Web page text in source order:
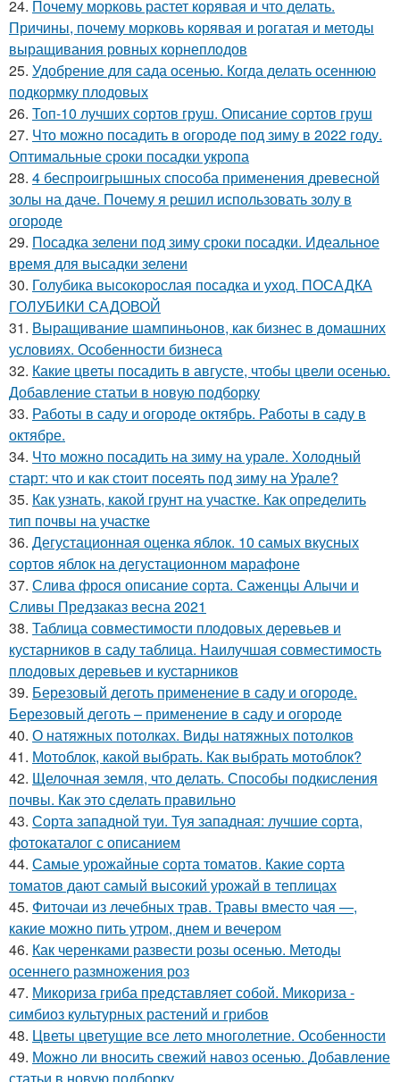
24. Почему морковь растет корявая и что делать.
Причины, почему морковь корявая и рогатая и методы
выращивания ровных корнеплодов
25. Удобрение для сада осенью. Когда делать осеннюю
подкормку плодовых
26. Топ-10 лучших сортов груш. Описание сортов груш
27. Что можно посадить в огороде под зиму в 2022 году.
Оптимальные сроки посадки укропа
28. 4 беспроигрышных способа применения древесной
золы на даче. Почему я решил использовать золу в
огороде
29. Посадка зелени под зиму сроки посадки. Идеальное
время для высадки зелени
30. Голубика высокорослая посадка и уход. ПОСАДКА
ГОЛУБИКИ САДОВОЙ
31. Выращивание шампиньонов, как бизнес в домашних
условиях. Особенности бизнеса
32. Какие цветы посадить в августе, чтобы цвели осенью.
Добавление статьи в новую подборку
33. Работы в саду и огороде октябрь. Работы в саду в
октябре.
34. Что можно посадить на зиму на урале. Холодный
старт: что и как стоит посеять под зиму на Урале?
35. Как узнать, какой грунт на участке. Как определить
тип почвы на участке
36. Дегустационная оценка яблок. 10 самых вкусных
сортов яблок на дегустационном марафоне
37. Слива фрося описание сорта. Саженцы Алычи и
Сливы Предзаказ весна 2021
38. Таблица совместимости плодовых деревьев и
кустарников в саду таблица. Наилучшая совместимость
плодовых деревьев и кустарников
39. Березовый деготь применение в саду и огороде.
Березовый деготь – применение в саду и огороде
40. О натяжных потолках. Виды натяжных потолков
41. Мотоблок, какой выбрать. Как выбрать мотоблок?
42. Щелочная земля, что делать. Способы подкисления
почвы. Как это сделать правильно
43. Сорта западной туи. Туя западная: лучшие сорта,
фотокаталог с описанием
44. Самые урожайные сорта томатов. Какие сорта
томатов дают самый высокий урожай в теплицах
45. Фиточаи из лечебных трав. Травы вместо чая —,
какие можно пить утром, днем и вечером
46. Как черенками развести розы осенью. Методы
осеннего размножения роз
47. Микориза гриба представляет собой. Микориза -
симбиоз культурных растений и грибов
48. Цветы цветущие все лето многолетние. Особенности
49. Можно ли вносить свежий навоз осенью. Добавление